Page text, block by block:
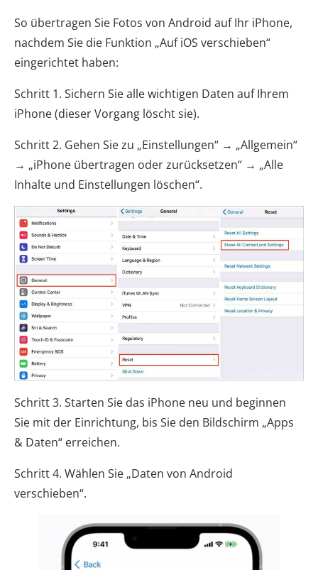
So übertragen Sie Fotos von Android auf Ihr iPhone,
nachdem Sie die Funktion „Auf iOS verschieben“
eingerichtet haben:
Schritt 1. Sichern Sie alle wichtigen Daten auf Ihrem
iPhone (dieser Vorgang löscht sie).
Schritt 2. Gehen Sie zu „Einstellungen“ → „Allgemein“
→ „iPhone übertragen oder zurücksetzen“ → „Alle
Inhalte und Einstellungen löschen“.
Schritt 3. Starten Sie das iPhone neu und beginnen
Sie mit der Einrichtung, bis Sie den Bildschirm „Apps
& Daten“ erreichen.
Schritt 4. Wählen Sie „Daten von Android
verschieben“.